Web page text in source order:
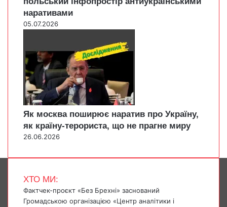
наративами
05.07.2026
Як москва поширює наратив про Україну,
як країну-терориста, що не прагне миру
26.06.2026
ХТО МИ:
Фактчек-проєкт «Без Брехні» заснований
Громадською організацією «Центр аналітики і